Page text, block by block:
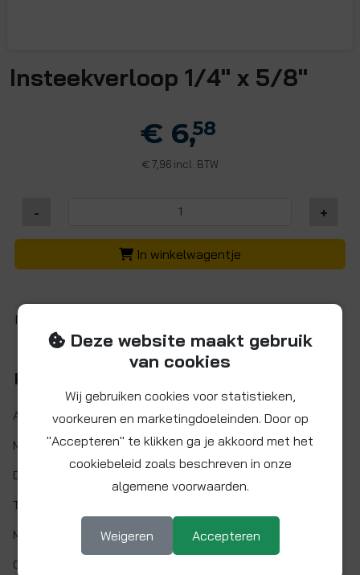
Insteekverloop 1/4" x 5/8"
€ 6,58
€ 7,96 incl. BTW
- +
In winkelwagentje
Insteekverloop 1/4" insteek 1 5/8" buiseind
Kenmerken
Artikelnr.: PP062008W
Maat: Ø 1/4" x 5/8"
Demontabel:
Twist&Lock:
Materiaal: Polypropyleen
O-ring:
Deze website maakt gebruik
van cookies
Wij gebruiken cookies voor statistieken,
voorkeuren en marketingdoeleinden. Door op
"Accepteren" te klikken ga je akkoord met het
cookiebeleid zoals beschreven in onze
algemene voorwaarden.
Weigeren Accepteren